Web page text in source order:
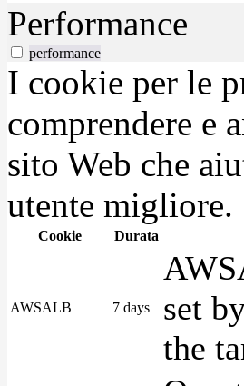
Performance
performance
I cookie per le
comprendere e
sito Web che
utente migliore.
Cookie Durata
AWSALB 7 days
set
the